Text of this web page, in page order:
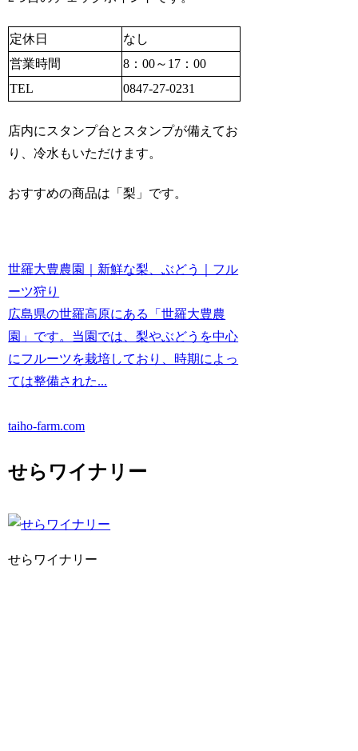
定休日
なし
営業時間
8：00～17：00
TEL
0847-27-0231
店内にスタンプ台とスタンプが備えてお
り、冷水もいただけます。
おすすめの商品は「梨」です。
世羅大豊農園｜新鮮な梨、ぶどう｜フル
ーツ狩り
広島県の世羅高原にある「世羅大豊農
園」です。当園では、梨やぶどうを中心
にフルーツを栽培しており、時期によっ
ては整備された...
taiho-farm.com
せらワイナリー
せらワイナリー